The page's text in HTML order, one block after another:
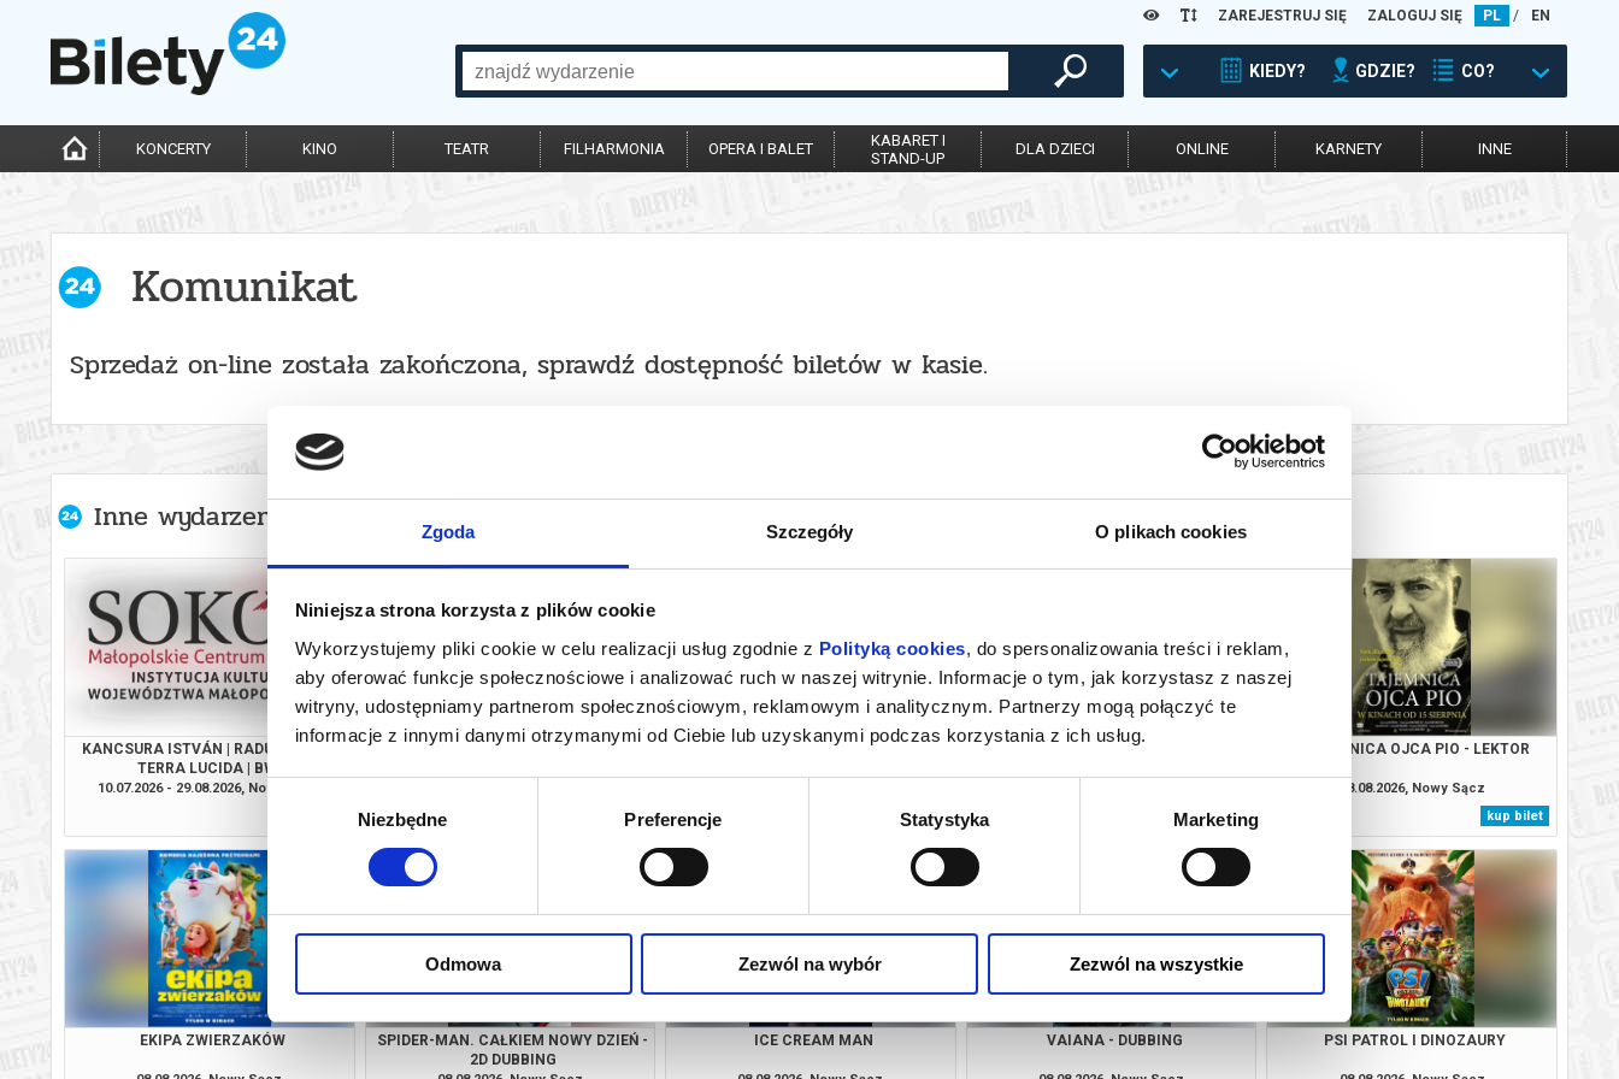
Zgoda Szczegóły O plikach cookies
Niniejsza strona korzysta z plików cookie
Wykorzystujemy pliki cookie w celu realizacji usług zgodnie z Polityką cookies, do spersonalizowania treści i reklam,
aby oferować funkcje społecznościowe i analizować ruch w naszej witrynie. Informacje o tym, jak korzystasz z naszej
witryny, udostępniamy partnerom społecznościowym, reklamowym i analitycznym. Partnerzy mogą połączyć te
informacje z innymi danymi otrzymanymi od Ciebie lub uzyskanymi podczas korzystania z ich usług.
Wybór
Niezbędne Preferencje Statystyka Marketing
Odmowa Zezwól na wybór Zezwól na wszystkie
ZAREJESTRUJ SIĘ ZALOGUJ SIĘ PL / EN
KIEDY? GDZIE? CO?
KONCERTY KINO TEATR FILHARMONIA OPERA I BALET
KABARET I
STAND-UP
DLA DZIECI ONLINE KARNETY INNE
Komunikat
Sprzedaż on-line została zakończona, sprawdź dostępność biletów w kasie.
Inne wydarzenia organizatora
KANCSURA ISTVÁN | RADU ŞERBAN |
TERRA LUCIDA | BWA
10.07.2026 - 29.08.2026, Nowy Sącz
SPIDER-MAN. CAŁKIEM NOWY DZIEŃ -
kup bilet
PUCIO - DUBBING
kup bilet
VAIANA - DUBBING
kup bilet
TAJEMNICA OJCA PIO - LEKTOR
08.08.2026, Nowy Sącz
kup bilet
EKIPA ZWIERZAKÓW
SPIDER-MAN. CAŁKIEM NOWY DZIEŃ -
2D DUBBING
ICE CREAM MAN VAIANA - DUBBING PSI PATROL I DINOZAURY